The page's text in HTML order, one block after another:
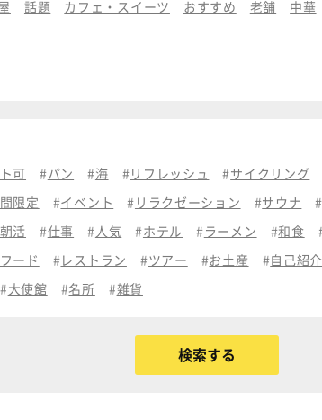
話題 カフェ・スイーツ おすすめ 老舗 中華
可 パン 海 リフレッシュ サイクリング
限定 イベント リラクゼーション サウナ
朝活 仕事 人気 ホテル ラーメン 和食
ード レストラン ツアー お土産 自己紹介
大使館 名所 雑貨